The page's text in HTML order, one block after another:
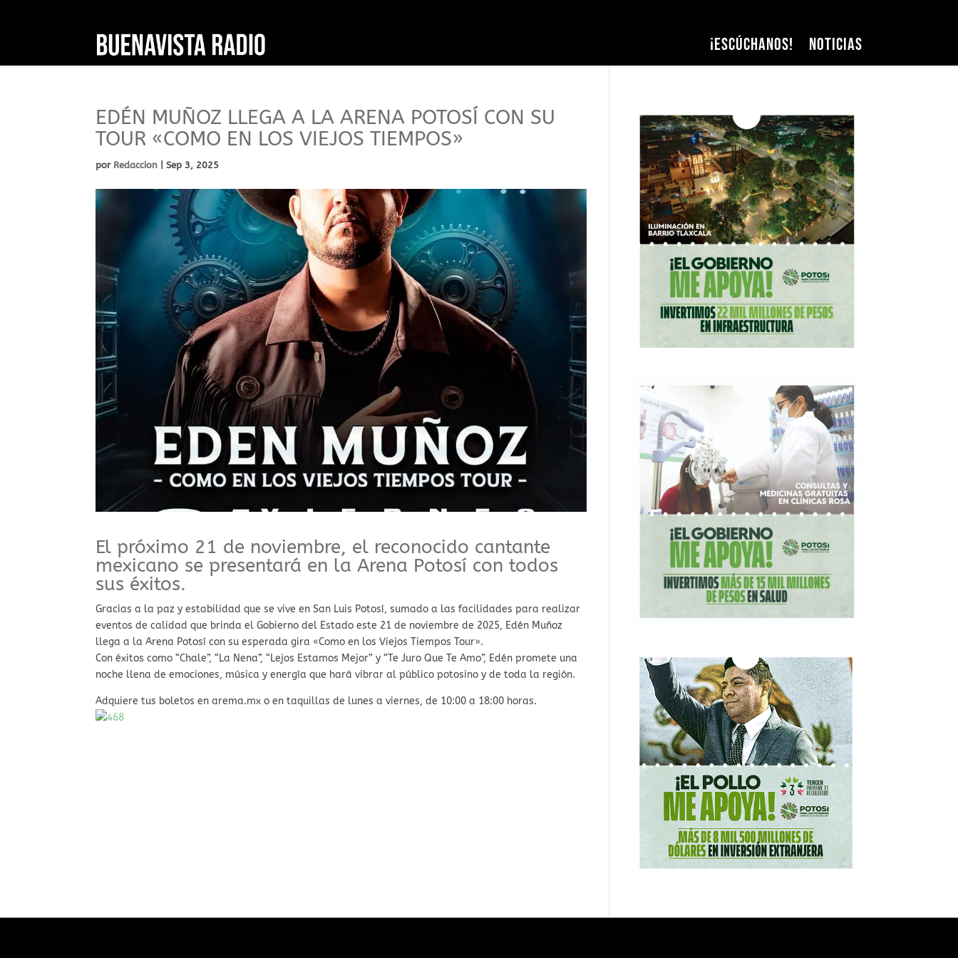
¡Escúchanos! Noticias
EDÉN MUÑOZ LLEGA A LA ARENA POTOSÍ CON SU
TOUR «COMO EN LOS VIEJOS TIEMPOS»
por Redaccion |Sep 3, 2025
⁠El próximo 21 de noviembre, el reconocido cantante
mexicano se presentará en la Arena Potosí con todos
sus éxitos.
Gracias a la paz y estabilidad que se vive en San Luis Potosí, sumado a las facilidades para realizar
eventos de calidad que brinda el Gobierno del Estado este 21 de noviembre de 2025, Edén Muñoz
llega a la Arena Potosí con su esperada gira «Como en los Viejos Tiempos Tour».
Con éxitos como “Chale”, “La Nena”, “Lejos Estamos Mejor” y “Te Juro Que Te Amo”, Edén promete una
noche llena de emociones, música y energía que hará vibrar al público potosino y de toda la región.
Adquiere tus boletos en arema.mx o en taquillas de lunes a viernes, de 10:00 a 18:00 horas.